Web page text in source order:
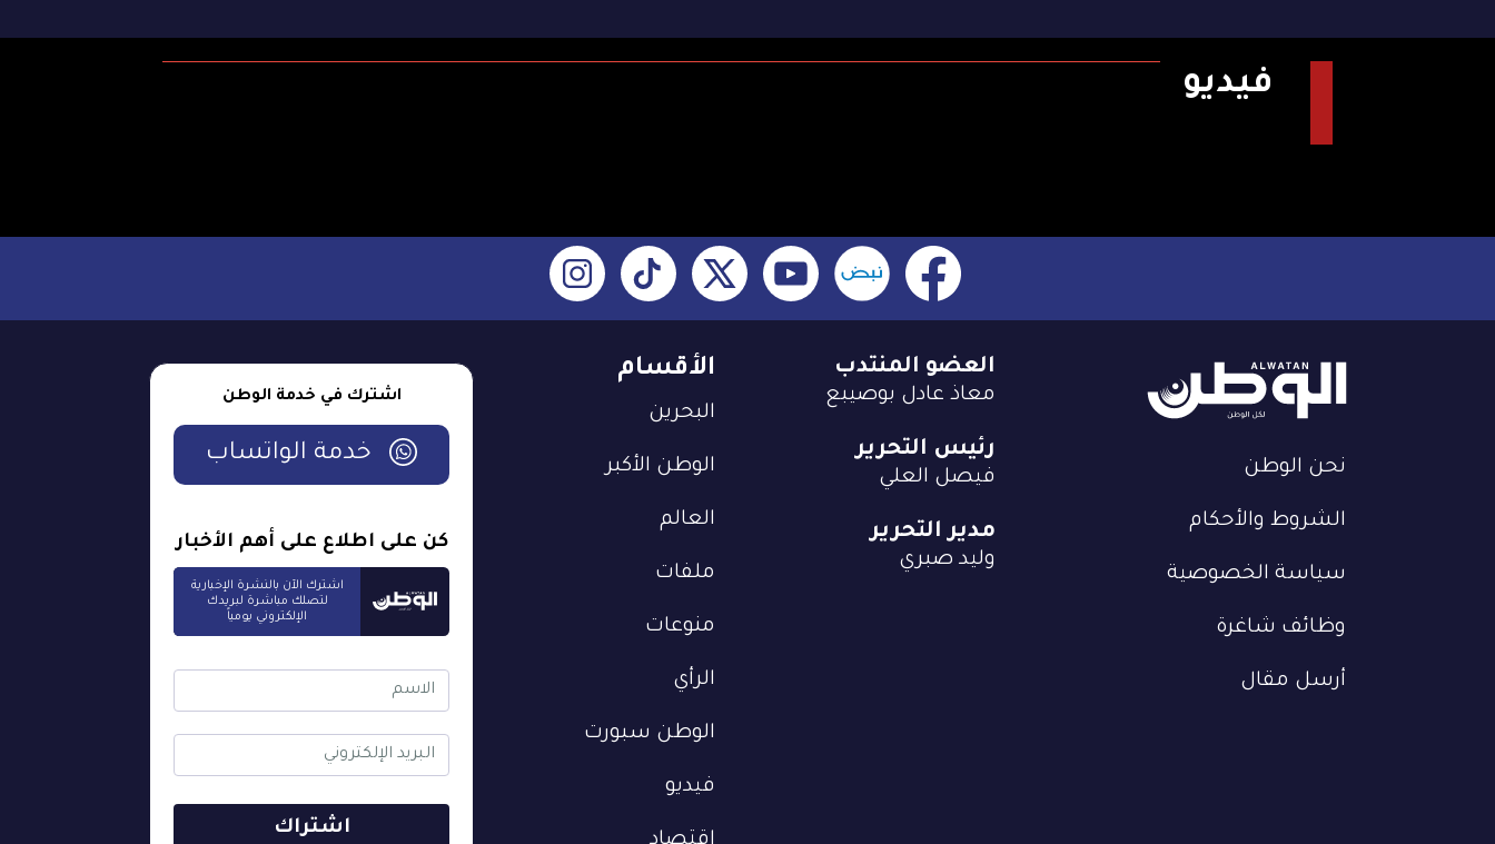
فيديو
نحن الوطن
الشروط والأحكام
سياسة الخصوصية
وظائف شاغرة
أرسل مقال
الأقسام
البحرين
الوطن الأكبر
العالم
ملفات
منوعات
الرأي
الوطن سبورت
فيديو
العضو المنتدب
معاذ عادل بوصيبع
رئيس التحرير
فيصل العلي
مدير التحرير
وليد صبري
اشترك في خدمة الوطن
خدمة الواتساب
كن على اطلاع على أهم الأخبار
اشترك الآن بالنشرة الإخبارية
لتصلك مباشرة لبريدك
الإلكتروني يومياً
اشتراك